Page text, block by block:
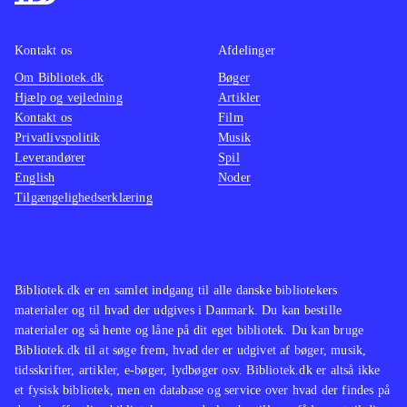
også undvige figuren "Cadance", der
vil fange "Phineas and Ferb". Der er
fire levels og mange sub-levels.
Controllerne fungerer nemt og
intuitivt
Det kan ofte være svært at overføre
(tegne)film til computerspil, men
prøvet i år. Der er garanti for
adskillige underholdende timer med
konsollen. De charmerende figurer
har en stor fanskare, det vil elske at
Bibliotek.dk er en samlet indgang til alle danske bibliotekers
materialer og til hvad der udgives i Danmark. Du kan bestille
materialer og så hente og låne på dit eget bibliotek. Du kan bruge
Bibliotek.dk til at søge frem, hvad der er udgivet af bøger, musik,
tidsskrifter, artikler, e-bøger, lydbøger osv. Bibliotek.dk er altså ikke
et fysisk bibliotek, men en database og service over hvad der findes på
Kontakt os
Om Bibliotek.dk
Hjælp og vejledning
Kontakt os
Privatlivspolitik
Leverandører
English
Tilgængelighedserklæring
Afdelinger
Bøger
Artikler
Film
Musik
Spil
Noder